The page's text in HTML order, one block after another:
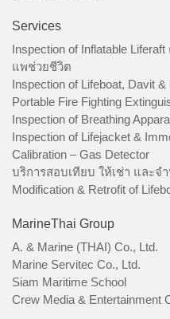
Services
Inspection of Inflatable
แพช่วยชีวิต
Inspection of Lifeboat, Davit
Portable Fire Fighting
Inspection of Breathing
Inspection of Lifejacket &
Calibration – Gas Detector
บริการสอบเทียบ ให้เช่า และจ
Modification & Retrofit of
MarineThai Group
A. & Marine (THAI) Co., Ltd.
Marine Servitec Co., Ltd.
Siam Maritime School
Crew Media & Entertainment